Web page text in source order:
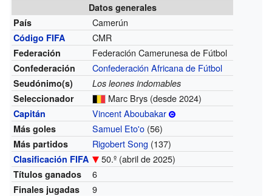
Datos generales
País
Camerún
Código FIFA CMR
Federación Federación Camerunesa de Fútbol
Confederación Confederación Africana de Fútbol
Seudónimo(s)
Los leones indomables
Seleccionador
Marc Brys (desde 2024)
Capitán Vincent Aboubakar
Más goles Samuel Eto'o (56)
Más partidos Rigobert Song (137)
Clasificación FIFA 50.º (abril de 2025)
Títulos ganados 6
Finales jugadas 9